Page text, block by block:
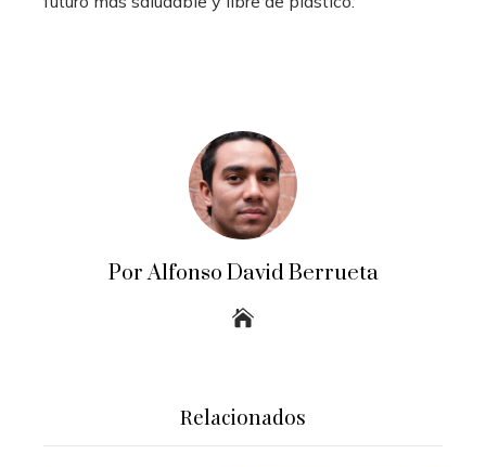
Por Alfonso David Berrueta
Relacionados